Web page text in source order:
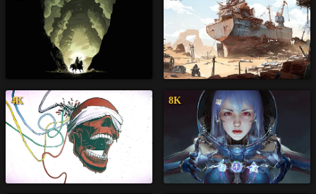
4K 8K